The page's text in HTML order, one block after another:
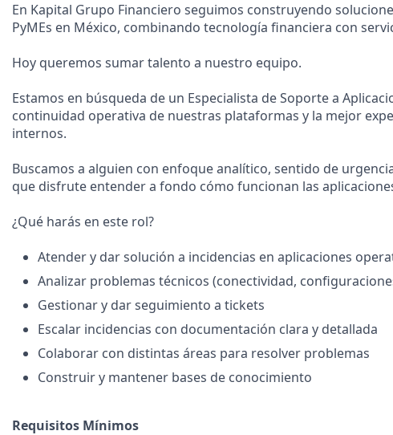
En Kapital Grupo Financiero seguimos construyendo
PyMEs en México, combinando tecnología financiera con
Hoy queremos sumar talento a nuestro equipo.
Estamos en búsqueda de un Especialista de Soporte a
continuidad operativa de nuestras plataformas y la mejor
internos.
Buscamos a alguien con enfoque analítico, sentido de
que disfrute entender a fondo cómo funcionan las
¿Qué harás en este rol?
Atender y dar solución a incidencias en aplicaciones
Analizar problemas técnicos (conectividad,
Gestionar y dar seguimiento a tickets
Escalar incidencias con documentación clara y detallada
Colaborar con distintas áreas para resolver problemas
Construir y mantener bases de conocimiento
Requisitos Mínimos